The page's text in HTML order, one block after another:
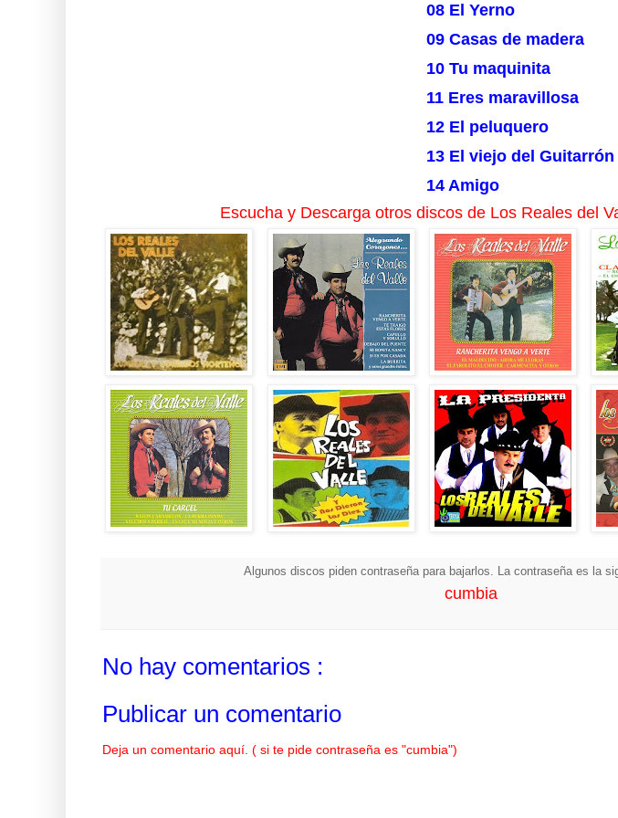
08 El Yerno
09 Casas de madera
10 Tu maquinita
11 Eres maravillosa
12 El peluquero
13 El viejo del Guitarrón
14 Amigo
Escucha y Descarga otros discos de Los Reales del
Algunos discos piden contraseña para bajarlos. La contraseña es la
cumbia
No hay comentarios :
Publicar un comentario
Deja un comentario aquí. ( si te pide contraseña es "cumbia")